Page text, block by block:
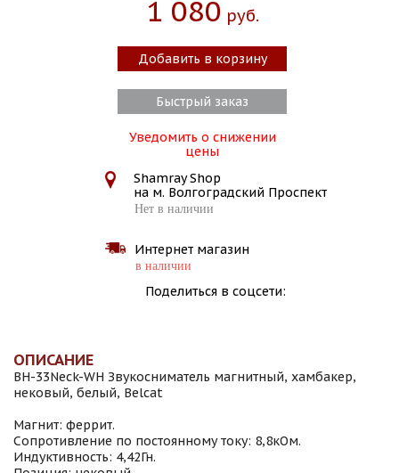
1 080 Руб.
Добавить в корзину
Быстрый заказ
Уведомить о снижении
цены
Shamray Shop
на м. Волгоградский Проспект
Нет в наличии
Интернет магазин
в наличии
Поделиться в соцсети:
ОПИСАНИЕ
BH-33Neck-WH Звукосниматель магнитный, хамбакер,
нековый, белый, Belcat
Магнит: феррит.
Сопротивление по постоянному току: 8,8кОм.
Индуктивность: 4,42Гн.